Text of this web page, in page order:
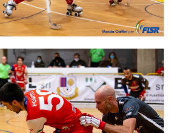
Photogallery Privacy Policy